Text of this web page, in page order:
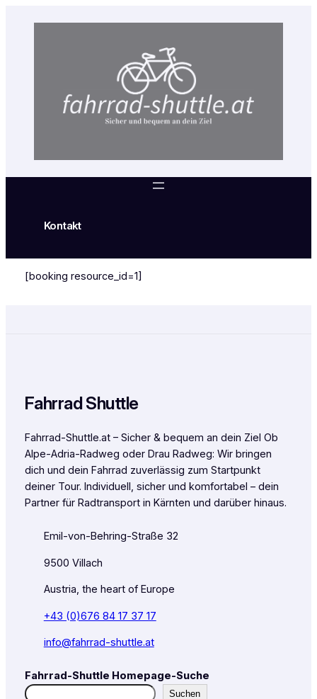
Kontakt
[booking resource_id=1]
Fahrrad Shuttle
Fahrrad-Shuttle.at – Sicher & bequem an dein Ziel Ob
Alpe-Adria-Radweg oder Drau Radweg: Wir bringen
dich und dein Fahrrad zuverlässig zum Startpunkt
deiner Tour. Individuell, sicher und komfortabel – dein
Partner für Radtransport in Kärnten und darüber hinaus.
Emil-von-Behring-Straße 32
9500 Villach
Austria, the heart of Europe
+43 (0)676 84 17 37 17
info@fahrrad-shuttle.at
Fahrrad-Shuttle Homepage-Suche
Suchen